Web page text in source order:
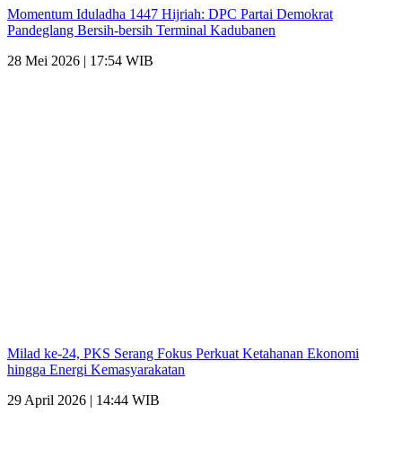
Momentum Iduladha 1447 Hijriah: DPC Partai Demokrat
Pandeglang Bersih-bersih Terminal Kadubanen
28 Mei 2026 | 17:54 WIB
Milad ke-24, PKS Serang Fokus Perkuat Ketahanan Ekonomi
hingga Energi Kemasyarakatan
29 April 2026 | 14:44 WIB